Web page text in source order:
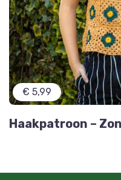
€ 5,99
Haakpatroon –